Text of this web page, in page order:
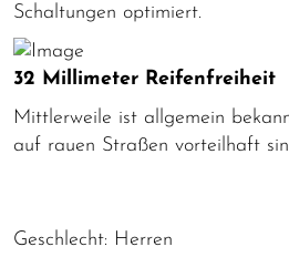
Schaltungen optimiert.
32 Millimeter Reifenfreiheit
Mittlerweile ist allgemein
auf rauen Straßen vorteilhaft
Geschlecht: Herren